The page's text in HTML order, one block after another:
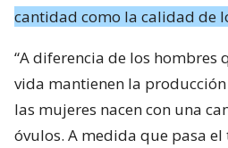
cantidad como la calidad de
“A diferencia de los hombres
vida mantienen la
las mujeres nacen con una
óvulos. A medida que pasa el